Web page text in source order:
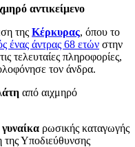
αντικείμενο
της Κέρκυρας, όπου το
ένας άντρας 68 ετών στην
τελευταίες πληροφορίες,
τον άνδρα.
από αιχμηρό
ρωσικής καταγωγής
της Υποδιεύθυνσης